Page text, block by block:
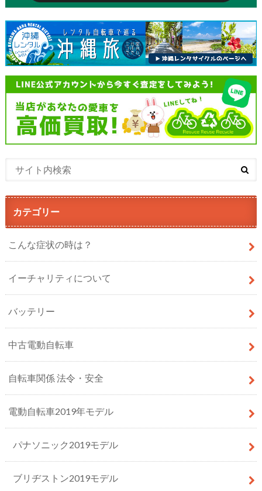
カテゴリー
こんな症状の時は？
イーチャリティについて
バッテリー
中古電動自転車
自転車関係 法令・安全
電動自転車2019年モデル
パナソニック2019モデル
ブリヂストン2019モデル